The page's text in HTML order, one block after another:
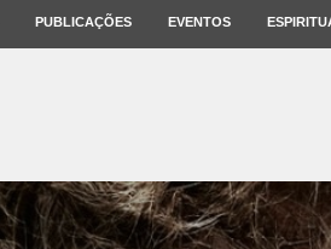
PUBLICAÇÕES EVENTOS